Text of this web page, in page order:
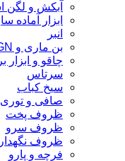
آبکش و لگن
ابزار آماده
انبر
بن ماری و GN
چاقو و ابزار
سرتاس
سیخ کباب
صافی و توری
ظروف پخت
ظروف سرو
ظروف
فرچه و پارو